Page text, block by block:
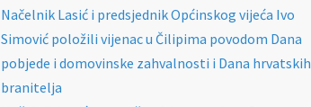
Načelnik Lasić i predsjednik Općinskog vijeća Ivo
Simović položili vijenac u Čilipima povodom Dana
pobjede i domovinske zahvalnosti i Dana hrvatskih
branitelja